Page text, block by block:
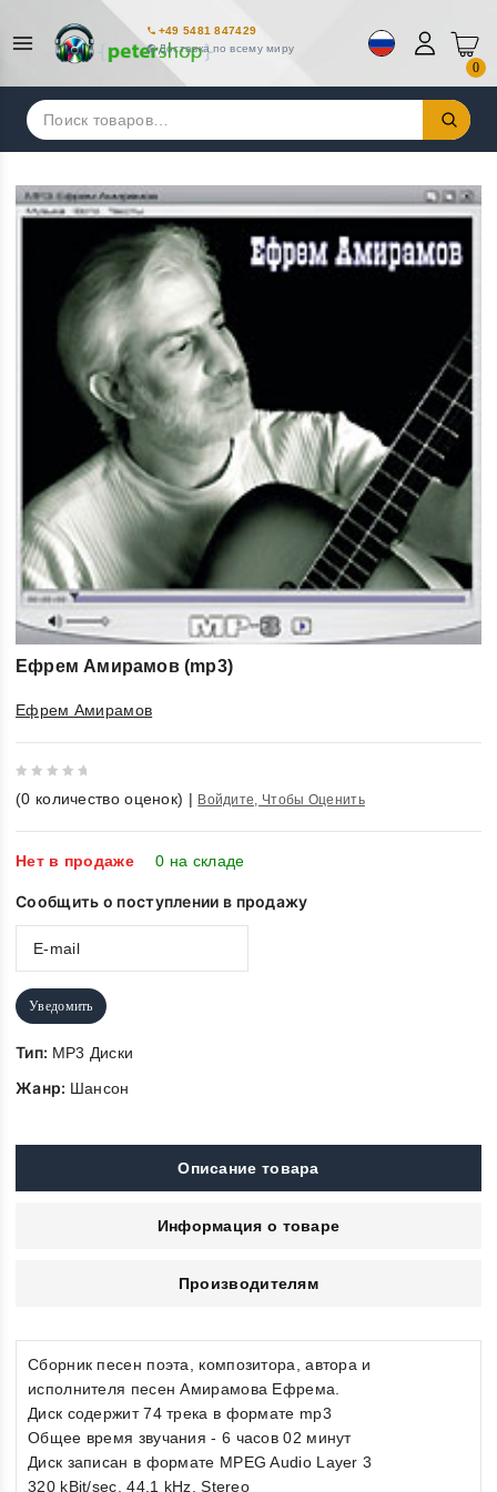
+49 5481 847429
Доставка по всему миру
0
Искать:
Ефрем Амирамов (mp3)
Ефрем Амирамов
out
of
5
(0 количество оценок) | Войдите, Чтобы Оценить
Нет в продаже 0 на складе
Сообщить о поступлении в продажу
Уведомить
Тип: MP3 Диски
Жанр: Шансон
Описание товара
Информация о товаре
Производителям
Сборник песен поэта, композитора, автора и
исполнителя песен Амирамова Ефрема.
Диск содержит 74 трека в формате mp3
Общее время звучания - 6 часов 02 минут
Диск записан в формате MPEG Audio Layer 3
320 kBit/sec, 44.1 kHz, Stereo